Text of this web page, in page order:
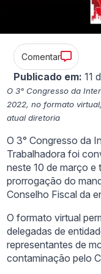
Comentar
Publicado em: 11
O 3° Congresso da
2022, no formato
atual diretoria
O 3° Congresso da
Trabalhadora foi
neste 10 de março e
prorrogação do
Conselho Fiscal da
O formato virtual
delegadas de
representantes de
contaminação pelo